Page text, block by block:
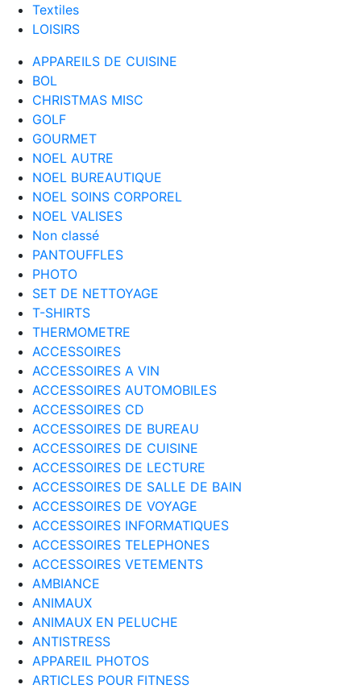
Textiles
LOISIRS
APPAREILS DE CUISINE
BOL
CHRISTMAS MISC
GOLF
GOURMET
NOEL AUTRE
NOEL BUREAUTIQUE
NOEL SOINS CORPOREL
NOEL VALISES
Non classé
PANTOUFFLES
PHOTO
SET DE NETTOYAGE
T-SHIRTS
THERMOMETRE
ACCESSOIRES
ACCESSOIRES A VIN
ACCESSOIRES AUTOMOBILES
ACCESSOIRES CD
ACCESSOIRES DE BUREAU
ACCESSOIRES DE CUISINE
ACCESSOIRES DE LECTURE
ACCESSOIRES DE SALLE DE BAIN
ACCESSOIRES DE VOYAGE
ACCESSOIRES INFORMATIQUES
ACCESSOIRES TELEPHONES
ACCESSOIRES VETEMENTS
AMBIANCE
ANIMAUX
ANIMAUX EN PELUCHE
ANTISTRESS
APPAREIL PHOTOS
ARTICLES POUR FITNESS